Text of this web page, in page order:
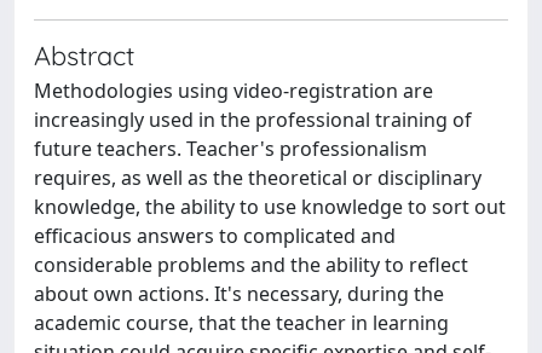
Abstract
Methodologies using video-registration are
increasingly used in the professional training of
future teachers. Teacher's professionalism
requires, as well as the theoretical or disciplinary
knowledge, the ability to use knowledge to sort out
efficacious answers to complicated and
considerable problems and the ability to reflect
about own actions. It's necessary, during the
academic course, that the teacher in learning